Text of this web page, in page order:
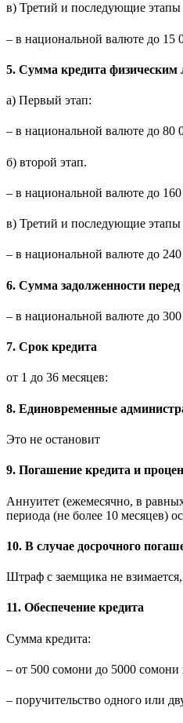
в) Третий и последующие этапы
– в национальной валюте до
5. Сумма кредита физическим
а) Первый этап:
– в национальной валюте до
б) второй этап.
– в национальной валюте до
в) Третий и последующие этапы
– в национальной валюте до
6. Сумма задолженности
– в национальной валюте до
7. Срок кредита
от 1 до 36 месяцев:
8. Единовременные
Это не остановит
9. Погашение кредита и
Аннуитет (ежемесячно, в
периода (не более 10 месяцев)
10. В случае досрочного
Штраф с заемщика не
11. Обеспечение кредита
Сумма кредита:
– от 500 сомони до 5000
– поручительство одного или